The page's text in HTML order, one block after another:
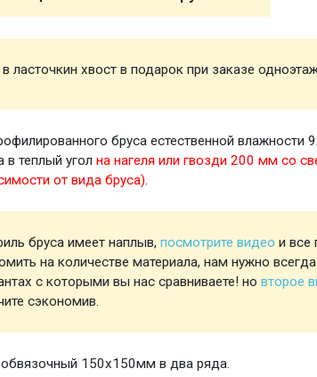
ласточкин хвост в подарок при заказе
бруса естественной
в теплый угол на нагеля или гвозди 200 мм со
от вида бруса).
бруса имеет наплыв, посмотрите видео и все
на количестве материала, нам нужно
с которыми вы нас сравниваете! но второе
сэкономив.
обвязочный 150х150мм в два ряда.